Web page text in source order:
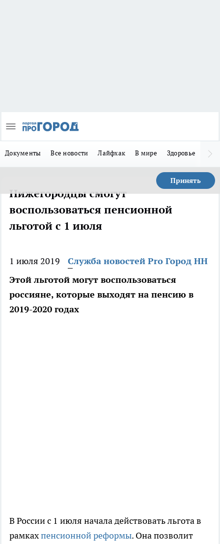
Документы Все новости Лайфхак В мире Здоровье
Принять
Нижегородцы смогут
воспользоваться пенсионной
льготой с 1 июля
1 июля 2019
Служба новостей Pro Город НН
Этой льготой могут воспользоваться
россияне, которые выходят на пенсию в
2019-2020 годах
В России с 1 июля начала действовать льгота в
рамкахпенсионной реформы. Она позволит